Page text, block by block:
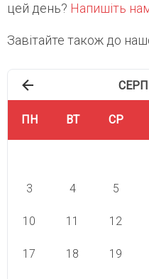
цей день? Напишіть
Завітайте також до
ПН ВТ СР
3 4 5
10 11 12
17 18 19